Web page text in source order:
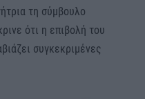
τη σύμβουλο
ότι η επιβολή του
συγκεκριμένες